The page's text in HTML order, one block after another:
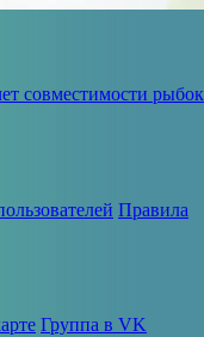
совместимости рыбок
Правила
Группа в VK